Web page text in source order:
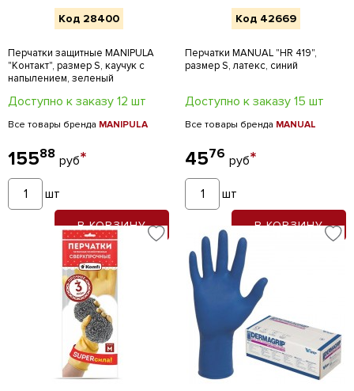
Код 28400
Перчатки защитные MANIPULA
"Контакт", размер S, каучук с
напылением, зеленый
Доступно к заказу 12 шт
Все товары бренда MANIPULA
15588 руб*
шт
В КОРЗИНУ
Код 42669
Перчатки MANUAL "HR 419",
размер S, латекс, синий
Доступно к заказу 15 шт
Все товары бренда MANUAL
4576 руб*
шт
В КОРЗИНУ